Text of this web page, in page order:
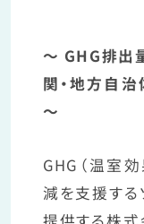
〜 GHG排出
関・地方自
〜
GHG（温室
減を支援する